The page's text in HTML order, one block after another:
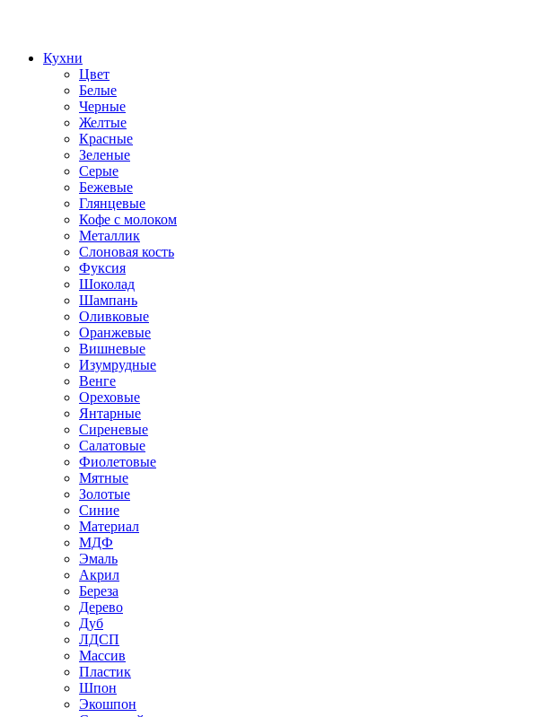
Кухни
Цвет
Белые
Черные
Желтые
Красные
Зеленые
Серые
Бежевые
Глянцевые
Кофе с молоком
Металлик
Слоновая кость
Фуксия
Шоколад
Шампань
Оливковые
Оранжевые
Вишневые
Изумрудные
Венге
Ореховые
Янтарные
Сиреневые
Салатовые
Фиолетовые
Мятные
Золотые
Синие
Материал
МДФ
Эмаль
Акрил
Береза
Дерево
Дуб
ЛДСП
Массив
Пластик
Шпон
Экошпон